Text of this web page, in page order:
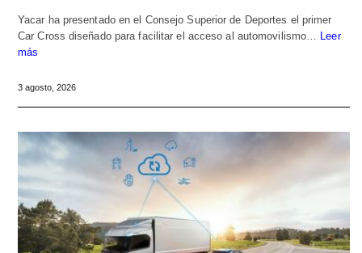
Yacar ha presentado en el Consejo Superior de Deportes el primer
Car Cross diseñado para facilitar el acceso al automovilismo… Leer
más
3 agosto, 2026